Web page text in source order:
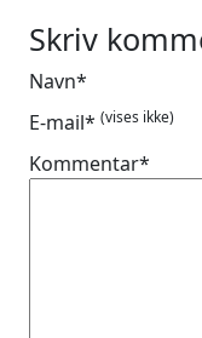
Skriv
Navn*
E-mail* (vises ikke)
Kommentar*